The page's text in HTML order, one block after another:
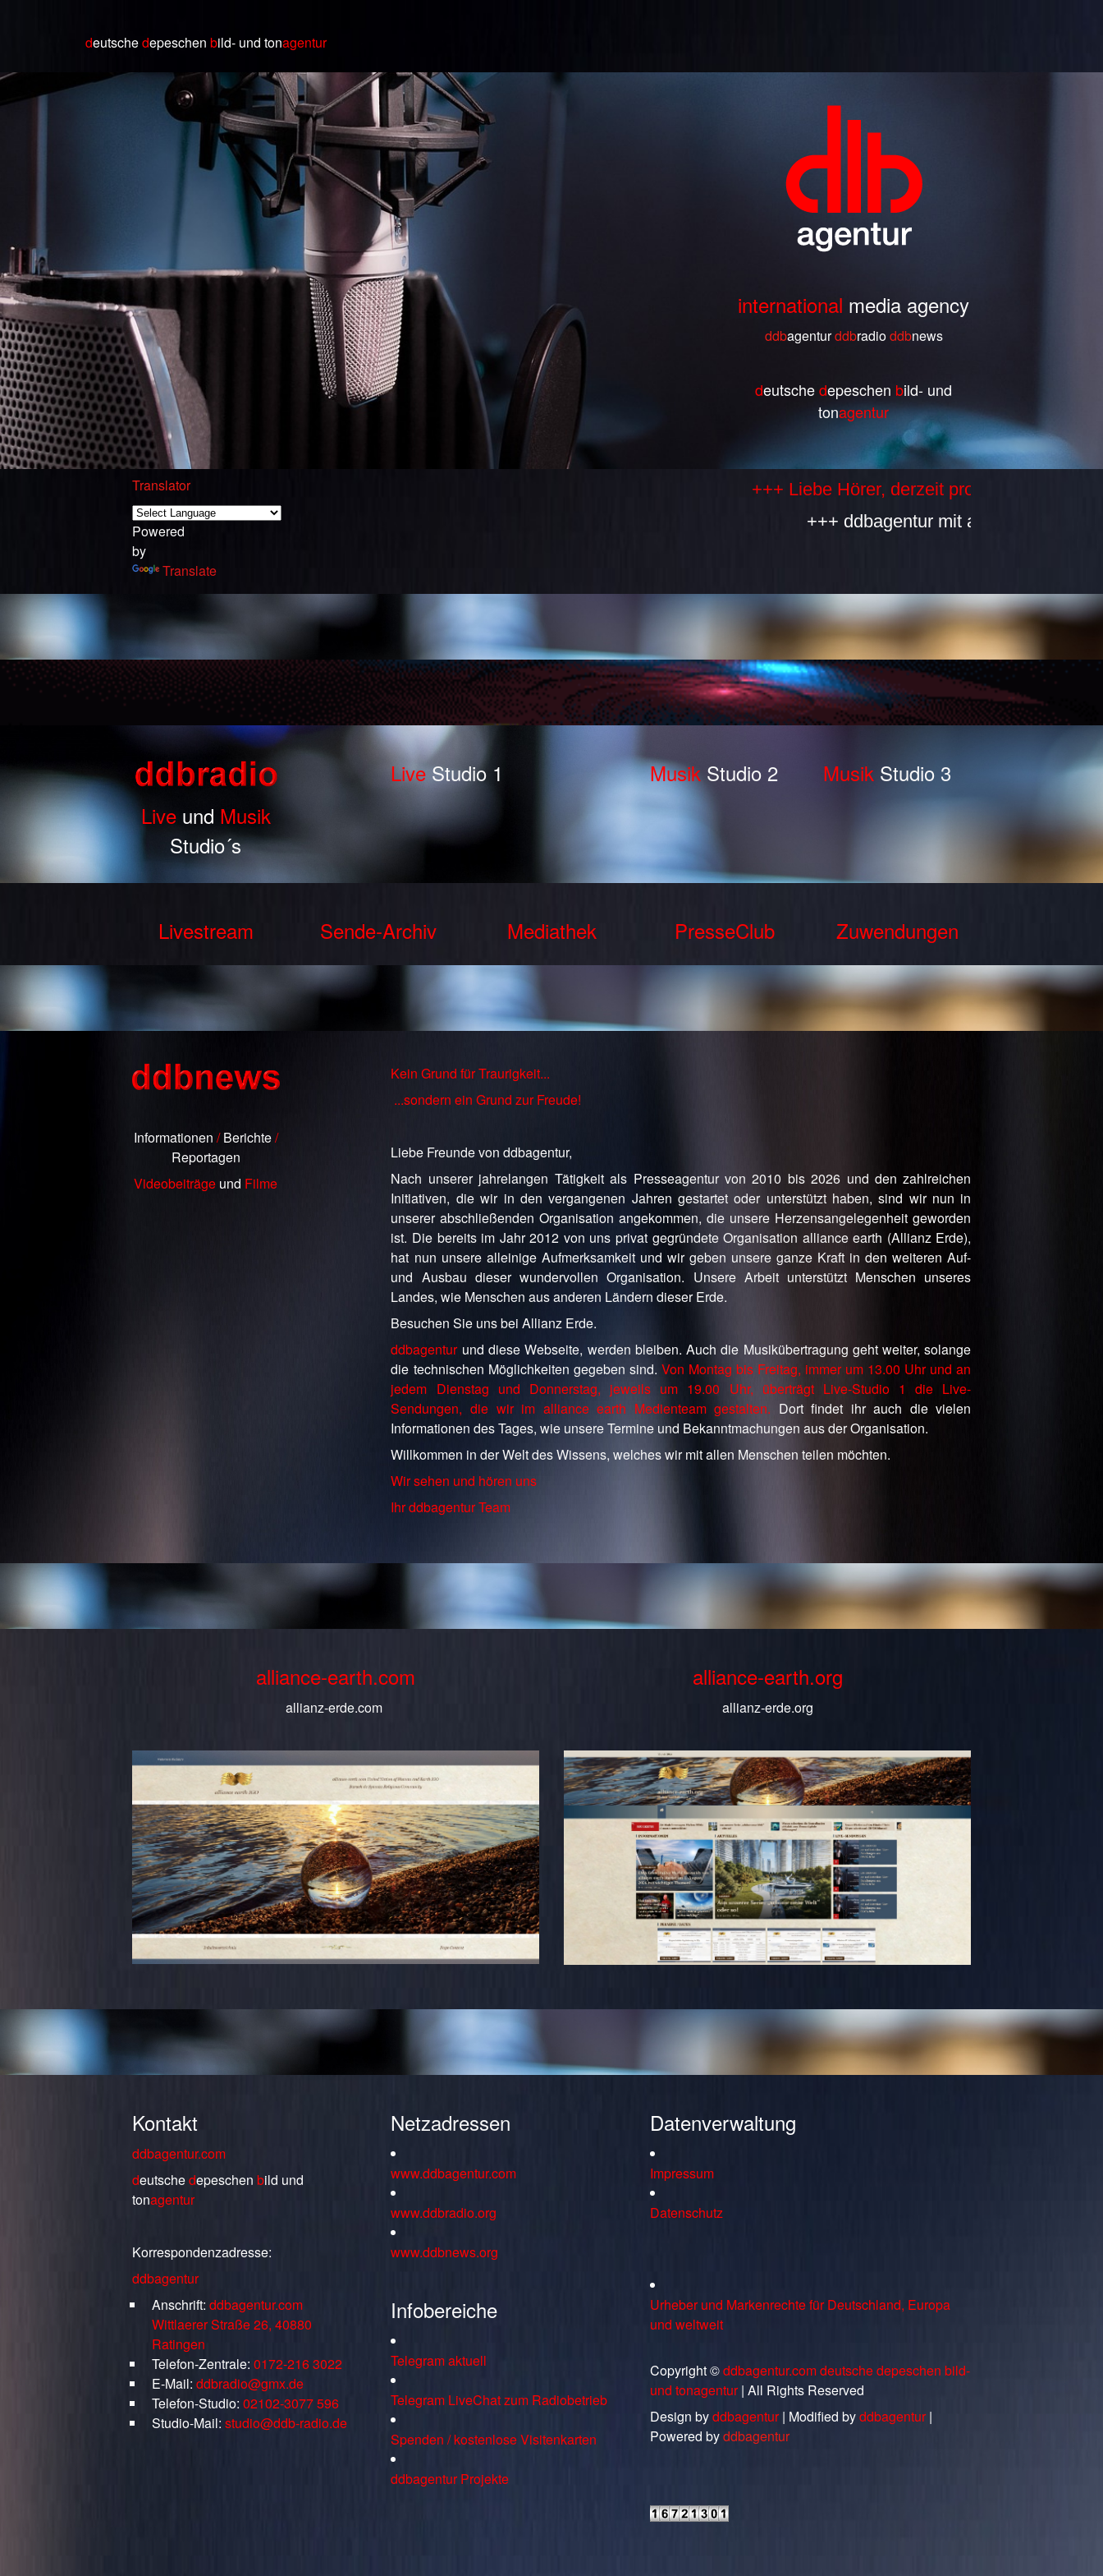
deutschedepeschen bild- und tonagentur
international media agency
ddbagenturddbradioddbnews
deutschedepeschen bild- und
tonagentur
Translator
Powered
by
Translate
+++ Liebe Hörer, derzeit produzieren wir selbst
+++ ddbagentur mit allen Bestandteilen
Live und Musik
Studio´s
Live Studio 1 Musik Studio 2 MusikStudio 3
Livestream Sende-Archiv Mediathek PresseClub Zuwendungen
Informationen /Berichte/
Reportagen
Videobeiträge und Filme
Kein Grund für Traurigkeit...
...sondern ein Grund zur Freude!
Liebe Freunde von ddbagentur,
Nach unserer jahrelangen Tätigkeit als Presseagentur von 2010 bis 2026 und den zahlreichen
Initiativen, die wir in den vergangenen Jahren gestartet oder unterstützt haben, sind wir nun in
unserer abschließenden Organisation angekommen, die unsere Herzensangelegenheit geworden
ist. Die bereits im Jahr 2012 von uns privat gegründete Organisation alliance earth (Allianz Erde),
hat nun unsere alleinige Aufmerksamkeit und wir geben unsere ganze Kraft in den weiteren Auf-
und Ausbau dieser wundervollen Organisation. Unsere Arbeit unterstützt Menschen unseres
Landes, wie Menschen aus anderen Ländern dieser Erde.
Besuchen Sie uns bei Allianz Erde.
ddbagenturund diese Webseite, werden bleiben. Auch die Musikübertragung geht weiter, solange
die technischen Möglichkeiten gegeben sind. Von Montag bis Freitag, immer um 13.00 Uhr und an
jedem Dienstag und Donnerstag, jeweils um 19.00 Uhr, überträgt Live-Studio 1 die Live-
Sendungen, die wir im alliance earth Medienteam gestalten. Dort findet ihr auch die vielen
Informationen des Tages, wie unsere Termine und Bekanntmachungen aus der Organisation.
Willkommen in der Welt des Wissens, welches wir mit allen Menschen teilen möchten.
Wir sehen und hören uns
Ihr ddbagentur Team
alliance-earth.com
allianz-erde.com
alliance-earth.org
allianz-erde.org
Kontakt
ddbagentur.com
deutschedepeschen bild und
tonagentur
Korrespondenzadresse:
ddbagentur
Anschrift: ddbagentur.com
Wittlaerer Straße 26, 40880
Ratingen
Telefon-Zentrale: 0172-216 3022
E-Mail: ddbradio@gmx.de
Telefon-Studio: 02102-3077 596
Studio-Mail: studio@ddb-radio.de
Netzadressen
www.ddbagentur.com
www.ddbradio.org
www.ddbnews.org
Infobereiche
Telegram aktuell
Telegram LiveChat zum Radiobetrieb
Spenden / kostenlose Visitenkarten
ddbagentur Projekte
Datenverwaltung
Impressum
Datenschutz
Urheber und Markenrechte für Deutschland, Europa
und weltweit
Copyright ©ddbagentur.com deutsche depeschen bild-
und tonagentur| All Rights Reserved
Design byddbagentur| Modified byddbagentur|
Powered byddbagentur